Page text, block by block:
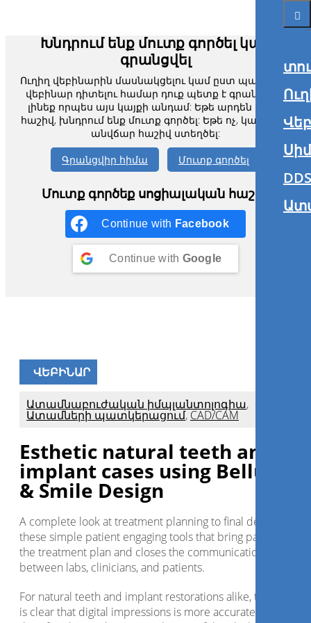
Խնդրում ենք մուտք գործել կամ
գրանցվել
Ուղիղ վեբինարին մասնակցելու կամ ըստ պահանջի
վեբինար դիտելու համար դուք պետք է գրանցված
լինեք որպես այս կայքի անդամ: Եթե արդեն ունեք
հաշիվ, խնդրում ենք մուտք գործել: Եթե ոչ, կարող եք
անվճար հաշիվ ստեղծել:
Գրանցվիր հիմա
Մուտք գործել
Մուտք գործեք սոցիալական հաշիվ
Continue with Facebook
Continue with Google
ՎԵԲԻՆԱՐ
Ատամնաբուժական իմպլանտոլոգիա,
Ատամների պատկերացում, CAD/CAM
Esthetic natural teeth and
implant cases using Bellus3D
& Smile Design
A complete look at treatment planning to final delivery
these simple patient engaging tools that bring patients into
the treatment plan and closes the communication divide
between labs, clinicians, and patients.
For natural teeth and implant restorations alike, the
is clear that digital impressions is more accurate and